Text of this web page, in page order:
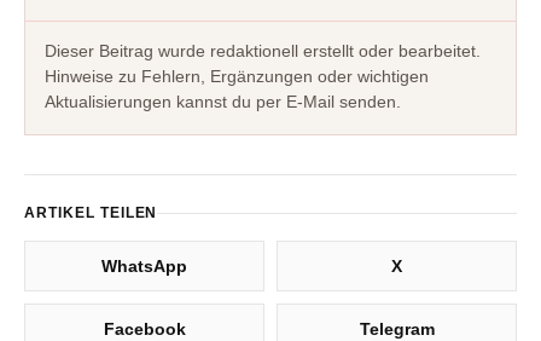
Dieser Beitrag wurde redaktionell erstellt oder bearbeitet.
Hinweise zu Fehlern, Ergänzungen oder wichtigen
Aktualisierungen kannst du per E-Mail senden.
ARTIKEL TEILEN
WhatsApp X
Facebook Telegram